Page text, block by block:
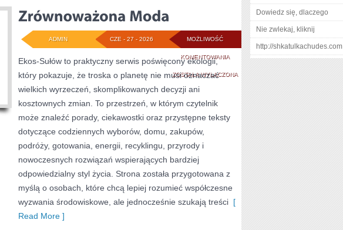
MOŻLIWOŚĆ
KOMENTOWANIAZRÓWNOWAŻONA
MODA
ZOSTAŁA WYŁĄCZONA
CZE - 27 - 2026
ADMIN
Ekos-Sułów to praktyczny serwis poświęcony ekologii,
który pokazuje, że troska o planetę nie musi oznaczać
wielkich wyrzeczeń, skomplikowanych decyzji ani
kosztownych zmian. To przestrzeń, w którym czytelnik
może znaleźć porady, ciekawostki oraz przystępne teksty
dotyczące codziennych wyborów, domu, zakupów,
podróży, gotowania, energii, recyklingu, przyrody i
nowoczesnych rozwiązań wspierających bardziej
odpowiedzialny styl życia. Strona została przygotowana z
myślą o osobach, które chcą lepiej rozumieć współczesne
wyzwania środowiskowe, ale jednocześnie szukają treści [
Read More ]
Dowiedz się, dlaczego
Nie zwlekaj, kliknij
http://shkatulkachudes.com